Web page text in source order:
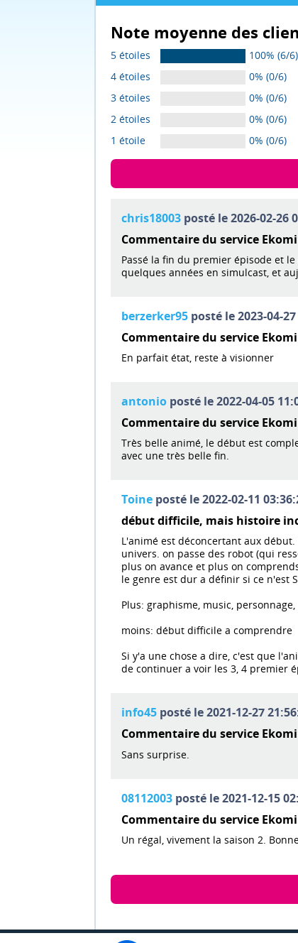
Note moyenne des
5 étoiles
100% (6/6)
4 étoiles
0% (0/6)
3 étoiles
0% (0/6)
2 étoiles
0% (0/6)
1 étoile
0% (0/6)
chris18003 posté le 2026-02-26
Commentaire du service Ekomi
Passé la fin du premier épisode et
quelques années en simulcast, et
berzerker95 posté le 2023-04-
Commentaire du service Ekomi
En parfait état, reste à visionner
antonio posté le 2022-04-05
Commentaire du service Ekomi
Très belle animé, le début est
avec une très belle fin.
Toine posté le 2022-02-11
début difficile, mais histoire
L'animé est déconcertant aux
univers. on passe des robot (qui
plus on avance et plus on
le genre est dur a définir si ce n'est
Plus: graphisme, music,
moins: début difficile a comprendre
Si y'a une chose a dire, c'est que
de continuer a voir les 3, 4 premier
info45 posté le 2021-12-27
Commentaire du service Ekomi
Sans surprise.
08112003 posté le 2021-12-15
Commentaire du service Ekomi
Un régal, vivement la saison 2.